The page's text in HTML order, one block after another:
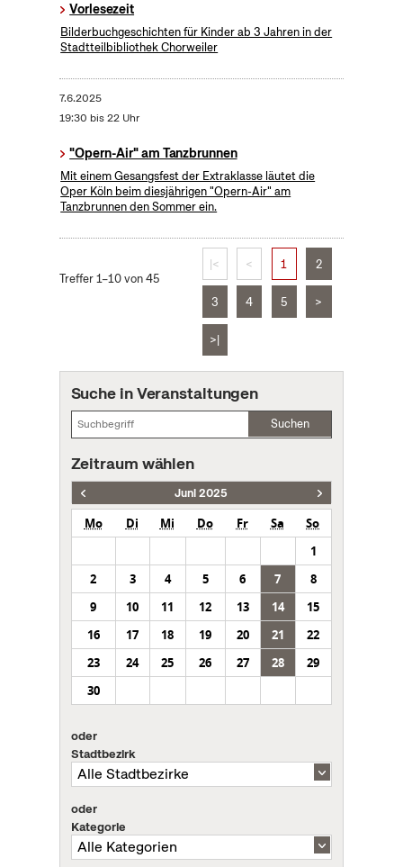
Vorlesezeit
Bilderbuchgeschichten für Kinder ab 3 Jahren in der
Stadtteilbibliothek Chorweiler
7.6.2025
19:30 bis 22 Uhr
"Opern-Air" am Tanzbrunnen
Mit einem Gesangsfest der Extraklasse läutet die
Oper Köln beim diesjährigen "Opern-Air" am
Tanzbrunnen den Sommer ein.
Treffer 1–10 von 45
|< < 1 2
3 4 5 >
>|
Suche in Veranstaltungen
Suchen
Zeitraum wählen
Juni 2025
Mo Di Mi Do Fr Sa
So
1
2
3 4 5 6 7
8
9
10 11 12 13 14
15
16
17 18 19 20 21
22
23
24 25 26 27 28
29
30
oder
Stadtbezirk
oder
Kategorie